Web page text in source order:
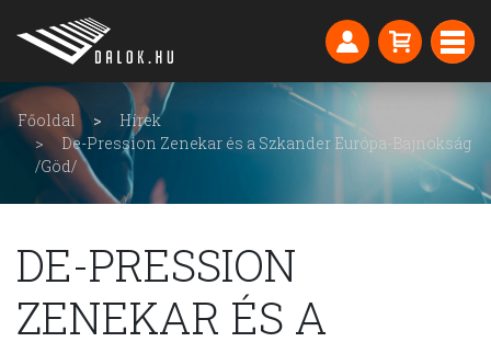
Főoldal
Hírek
De-Pression Zenekar és a Szkander Európa-Bajnokság
/Göd/
DE-PRESSION
ZENEKAR ÉS A